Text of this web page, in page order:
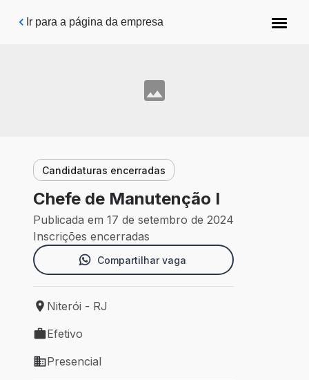
Pular para o conteúdo principal
Ir para a página da empresa
Candidaturas encerradas
Chefe de Manutenção I
Publicada em 17 de setembro de 2024
Inscrições encerradas
Compartilhar vaga
Local de trabalho: Niterói - RJ
Niterói - RJ
Tipo de vaga: Efetivo
Efetivo
Modelo de trabalho: Presencial
Presencial